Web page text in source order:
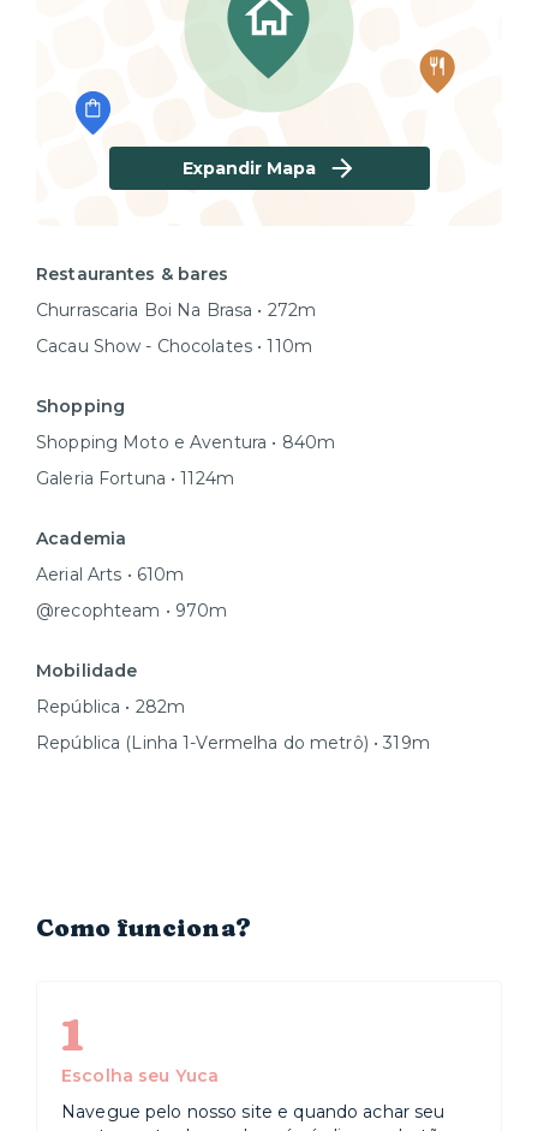
Expandir Mapa
Restaurantes & bares
Churrascaria Boi Na Brasa • 272m
Cacau Show - Chocolates • 110m
Shopping
Shopping Moto e Aventura • 840m
Galeria Fortuna • 1124m
Academia
Aerial Arts • 610m
@recophteam • 970m
Mobilidade
República • 282m
República (Linha 1-Vermelha do metrô) • 319m
Como funciona?
1
Escolha seu Yuca
Navegue pelo nosso site e quando achar seu